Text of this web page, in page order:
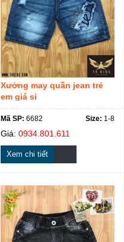
Xưởng may quần jean trẻ
em giá sỉ
Mã SP: 6682 Size: 1-8
Giá: 0934.801.611
Xem chi tiết